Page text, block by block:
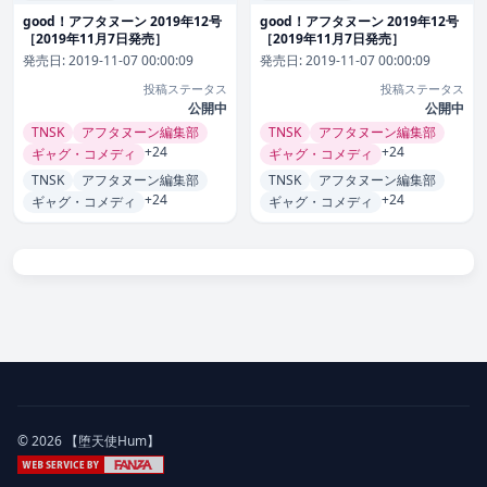
good！アフタヌーン 2019年12号
［2019年11月7日発売］
発売日:2019-11-07 00:00:09
投稿ステータス
公開中
TNSK
アフタヌーン編集部
ギャグ・コメディ +24
TNSK
アフタヌーン編集部
ギャグ・コメディ +24
good！アフタヌーン 2019年12号
［2019年11月7日発売］
発売日:2019-11-07 00:00:09
投稿ステータス
公開中
TNSK
アフタヌーン編集部
ギャグ・コメディ +24
TNSK
アフタヌーン編集部
ギャグ・コメディ +24
© 2026 【堕天使Hum】